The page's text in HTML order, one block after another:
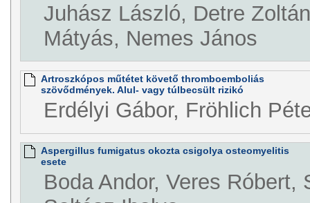
Juhász László, Detre
Mátyás, Nemes János
Artroszkópos műtétet követő thromboemboliás
szövődmények. Alul- vagy túlbecsült rizikó
Erdélyi Gábor, Fröhlich
Aspergillus fumigatus okozta csigolya osteomyelitis
esete
Boda Andor, Veres Róbert,